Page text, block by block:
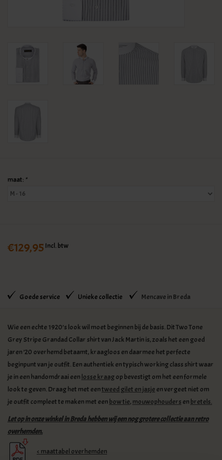
maat: *
€129,95 Incl. btw
Goede service Unieke collectie Mencave in Breda
Wie een echte 1920’s look wil moet beginnen bij de basis. Dit Two Tone
Grey Stripe Grandad Collar shirt van Jack Martin is, zoals het een goed
jaren ’20 overhemd betaamt, kraagloos en daarmee het perfecte
beginpunt van je outfit. Een authentiek en typisch working class shirt waar
je in een handomdraai eenlosse kraagop bevestigt om het een formele
look te geven. Draag het met eentweed gilet en jasje en vergeet niet om
je outfit compleet te maken met eenbow tie, mouwophouders enbretels.
Let op in onze winkel in Breda hebben wij een nog grotere collectie aan retro
overhemden.
< maattabel overhemden